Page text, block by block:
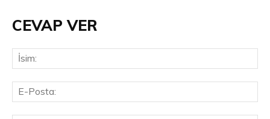
CEVAP VER